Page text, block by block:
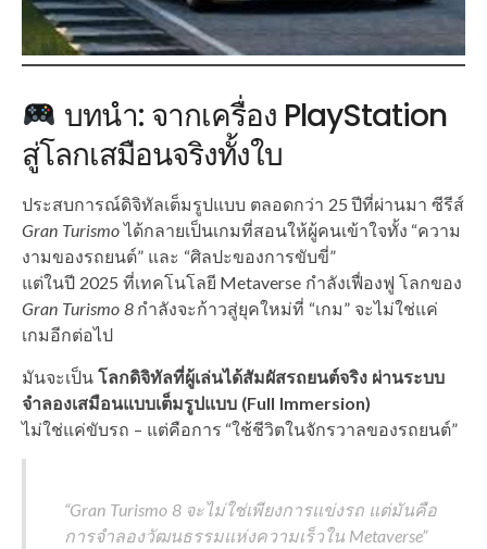
บทนำ: จากเครื่อง PlayStation
สู่โลกเสมือนจริงทั้งใบ
ประสบการณ์ดิจิทัลเต็มรูปแบบ ตลอดกว่า 25 ปีที่ผ่านมา ซีรีส์
Gran Turismoได้กลายเป็นเกมที่สอนให้ผู้คนเข้าใจทั้ง “ความ
งามของรถยนต์” และ “ศิลปะของการขับขี่”
แต่ในปี 2025 ที่เทคโนโลยี Metaverse กำลังเฟื่องฟู โลกของ
Gran Turismo 8กำลังจะก้าวสู่ยุคใหม่ที่ “เกม” จะไม่ใช่แค่
เกมอีกต่อไป
มันจะเป็น โลกดิจิทัลที่ผู้เล่นได้สัมผัสรถยนต์จริง ผ่านระบบ
จำลองเสมือนแบบเต็มรูปแบบ (Full Immersion)
ไม่ใช่แค่ขับรถ – แต่คือการ “ใช้ชีวิตในจักรวาลของรถยนต์”
“Gran Turismo 8 จะไม่ใช่เพียงการแข่งรถ แต่มันคือ
การจำลองวัฒนธรรมแห่งความเร็วใน Metaverse”